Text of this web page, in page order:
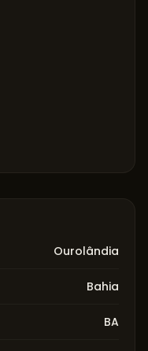
Ourolândia
Bahia
BA